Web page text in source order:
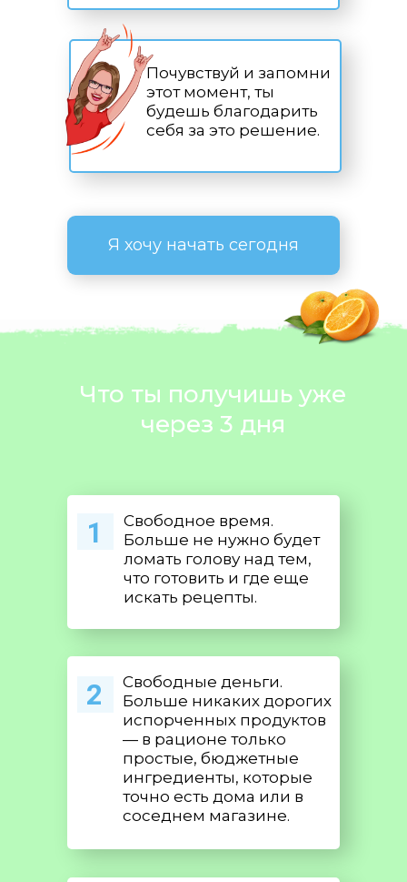
Почувствуй и запомни
этот момент, ты
будешь благодарить
себя за это решение.
Я хочу начать сегодня
Что ты получишь уже
через 3 дня
Свободное время.
Больше не нужно будет
ломать голову над тем,
что готовить и где еще
искать рецепты.
Свободные деньги.
Больше никаких дорогих
испорченных продуктов
— в рационе только
простые, бюджетные
ингредиенты, которые
точно есть дома или в
соседнем магазине.
1
2